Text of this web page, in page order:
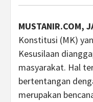
MUSTANIR.COM,
Konstitusi (MK)
Kesusilaan
masyarakat. Hal
bertentangan
merupakan